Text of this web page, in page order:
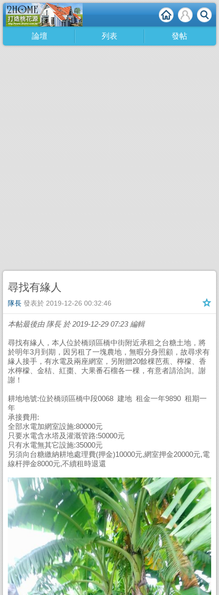
論壇 列表 發帖
尋找有緣人
隊長 發表於 2019-12-26 00:32:46
本帖最後由 隊長 於 2019-12-29 07:23 編輯
尋找有緣人，本人位於橋頭區橋中街附近承租之台糖土地，將
於明年3月到期，因另租了一塊農地，無暇分身照顧，故尋求有
緣人接手，有水電及兩座網室，另附贈20餘棵芭蕉、檸檬、香
水檸檬、金桔、紅棗、大果番石榴各一棵，有意者請洽詢。謝
謝！
耕地地號:位於橋頭區橋中段0068 建地 租金一年9890 租期一
年
承接費用:
全部水電加網室設施:80000元
只要水電含水塔及灌溉管路:50000元
只有水電無其它設施:35000元
另須向台糖繳納耕地處理費(押金)10000元,網室押金20000元,電
線杆押金8000元,不續租時退還